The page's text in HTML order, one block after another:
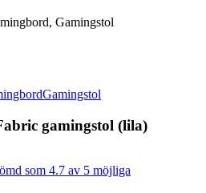
Gamingstol
Gamingstol
gamingstol (lila)
som 4.7 av 5 möjliga